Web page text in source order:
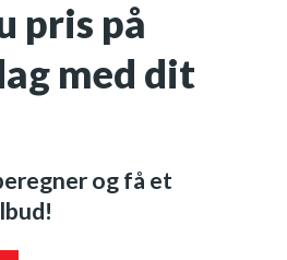
pris på
med dit
og få et